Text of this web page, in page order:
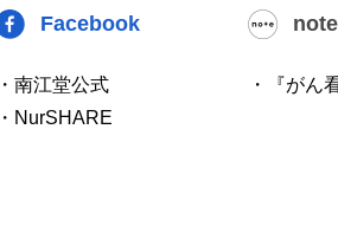
Facebook
・南江堂公式
・NurSHARE
note
・『がん